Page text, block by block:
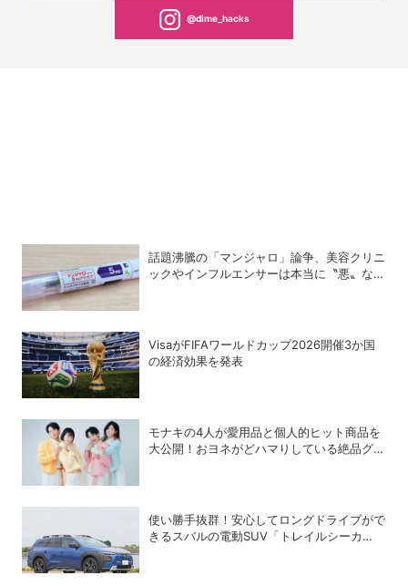
@dime_hacks
話題沸騰の「マンジャロ」論争、美容クリニ
ックやインフルエンサーは本当に〝悪〟なの
VisaがFIFAワールドカップ2026開催3か国
の経済効果を発表
モナキの4人が愛用品と個人的ヒット商品を
大公開！おヨネがどハマりしている絶品グル
使い勝手抜群！安心してロングドライブがで
きるスバルの電動SUV「トレイルシーカ